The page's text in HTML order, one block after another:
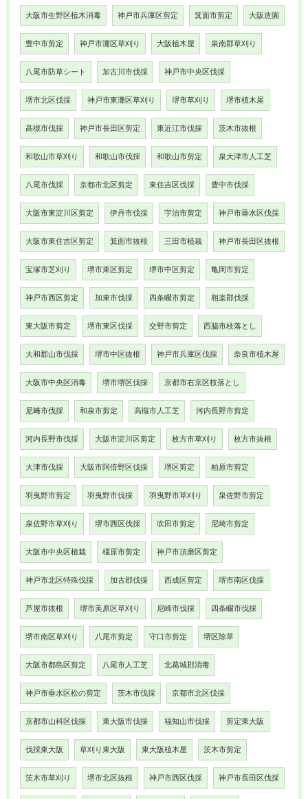
大阪市生野区植木消毒 神戸市兵庫区剪定 箕面市剪定 大阪造園
豊中市剪定 神戸市灘区草刈り 大阪植木屋 泉南郡草刈り
八尾市防草シート 加古川市伐採 神戸市中央区伐採
堺市北区伐採 神戸市東灘区草刈り 堺市草刈り 堺市植木屋
高槻市伐採 神戸市長田区剪定 東近江市伐採 茨木市抜根
和歌山市草刈り 和歌山市伐採 和歌山市剪定 泉大津市人工芝
八尾市伐採 京都市北区剪定 東住吉区伐採 豊中市伐採
大阪市東淀川区剪定 伊丹市伐採 宇治市剪定 神戸市垂水区伐採
大阪市東住吉区剪定 箕面市抜根 三田市植栽 神戸市長田区抜根
宝塚市芝刈り 堺市東区剪定 堺市中区剪定 亀岡市剪定
神戸市西区剪定 加東市伐採 四条畷市剪定 相楽郡伐採
東大阪市剪定 堺市東区伐採 交野市剪定 西脇市枝落とし
大和郡山市伐採 堺市中区抜根 神戸市兵庫区伐採 奈良市植木屋
大阪市中央区消毒 堺市堺区伐採 京都市右京区枝落とし
尼﨑市伐採 和泉市剪定 高槻市人工芝 河内長野市剪定
河内長野市伐採 大阪市淀川区剪定 枚方市草刈り 枚方市抜根
大津市伐採 大阪市阿倍野区伐採 堺区剪定 柏原市剪定
羽曳野市剪定 羽曳野市伐採 羽曳野市草刈り 泉佐野市剪定
泉佐野市草刈り 堺市西区伐採 吹田市剪定 尼崎市剪定
大阪市中央区植栽 橿原市剪定 神戸市須磨区剪定
神戸市北区特殊伐採 加古郡伐採 西成区剪定 堺市南区伐採
芦屋市抜根 堺市美原区草刈り 尼崎市伐採 四条畷市伐採
堺市南区草刈り 八尾市剪定 守口市剪定 堺区除草
大阪市都島区剪定 八尾市人工芝 北葛城郡消毒
神戸市垂水区松の剪定 茨木市伐採 京都市北区伐採
京都市山科区伐採 東大阪市伐採 福知山市伐採 剪定東大阪
伐採東大阪 草刈り東大阪 東大阪植木屋 茨木市剪定
茨木市草刈り 堺市北区抜根 神戸市西区伐採 神戸市長田区伐採